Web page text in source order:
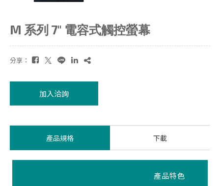
M 系列 7" 電容式觸控螢幕
分享：
加入洽詢
產品規格 下載
產品特色